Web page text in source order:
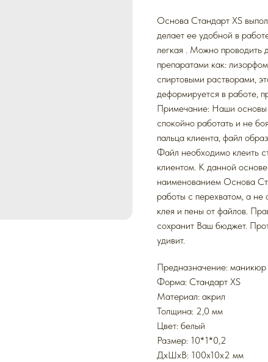
Основа Стандарт XS
делает ее удобной в
легкая . Можно проводить
препаратами как:
спиртовыми растворами,
деформируется в работе,
Примечание: Наши основы
спокойно работать и не
пальца клиента, файл
Файл необходимо клеить
клиентом. К данной
наименованием Основа
работы с перехватом, а не
клея и пены от файлов.
сохранит Ваш бюджет.
удивит.
Предназначение: маникюр
Форма: Стандарт XS
Mатериал: акрил
Толщина: 2,0 мм
Цвет: белый
Размер: 10*1*0,2
ДxШxВ: 100x10x2 мм